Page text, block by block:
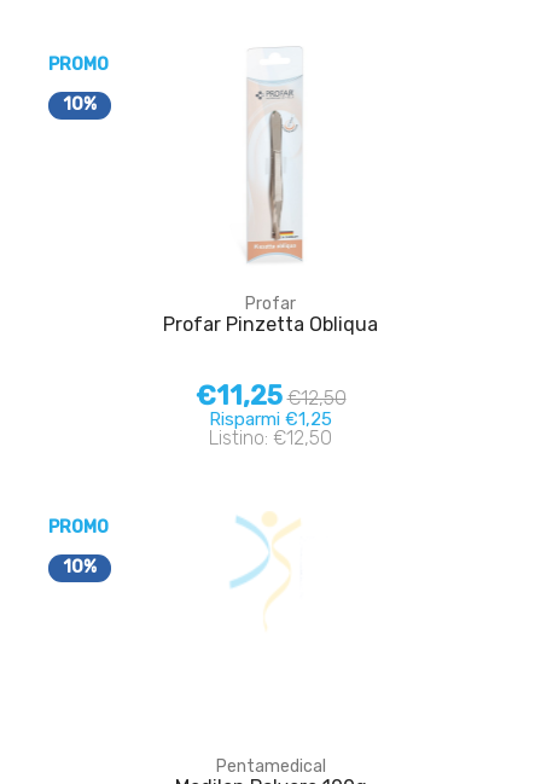
PROMO
10%
Profar
Profar Pinzetta Obliqua
€11,25 €12,50
Risparmi €1,25
Listino: €12,50
PROMO
10%
Pentamedical